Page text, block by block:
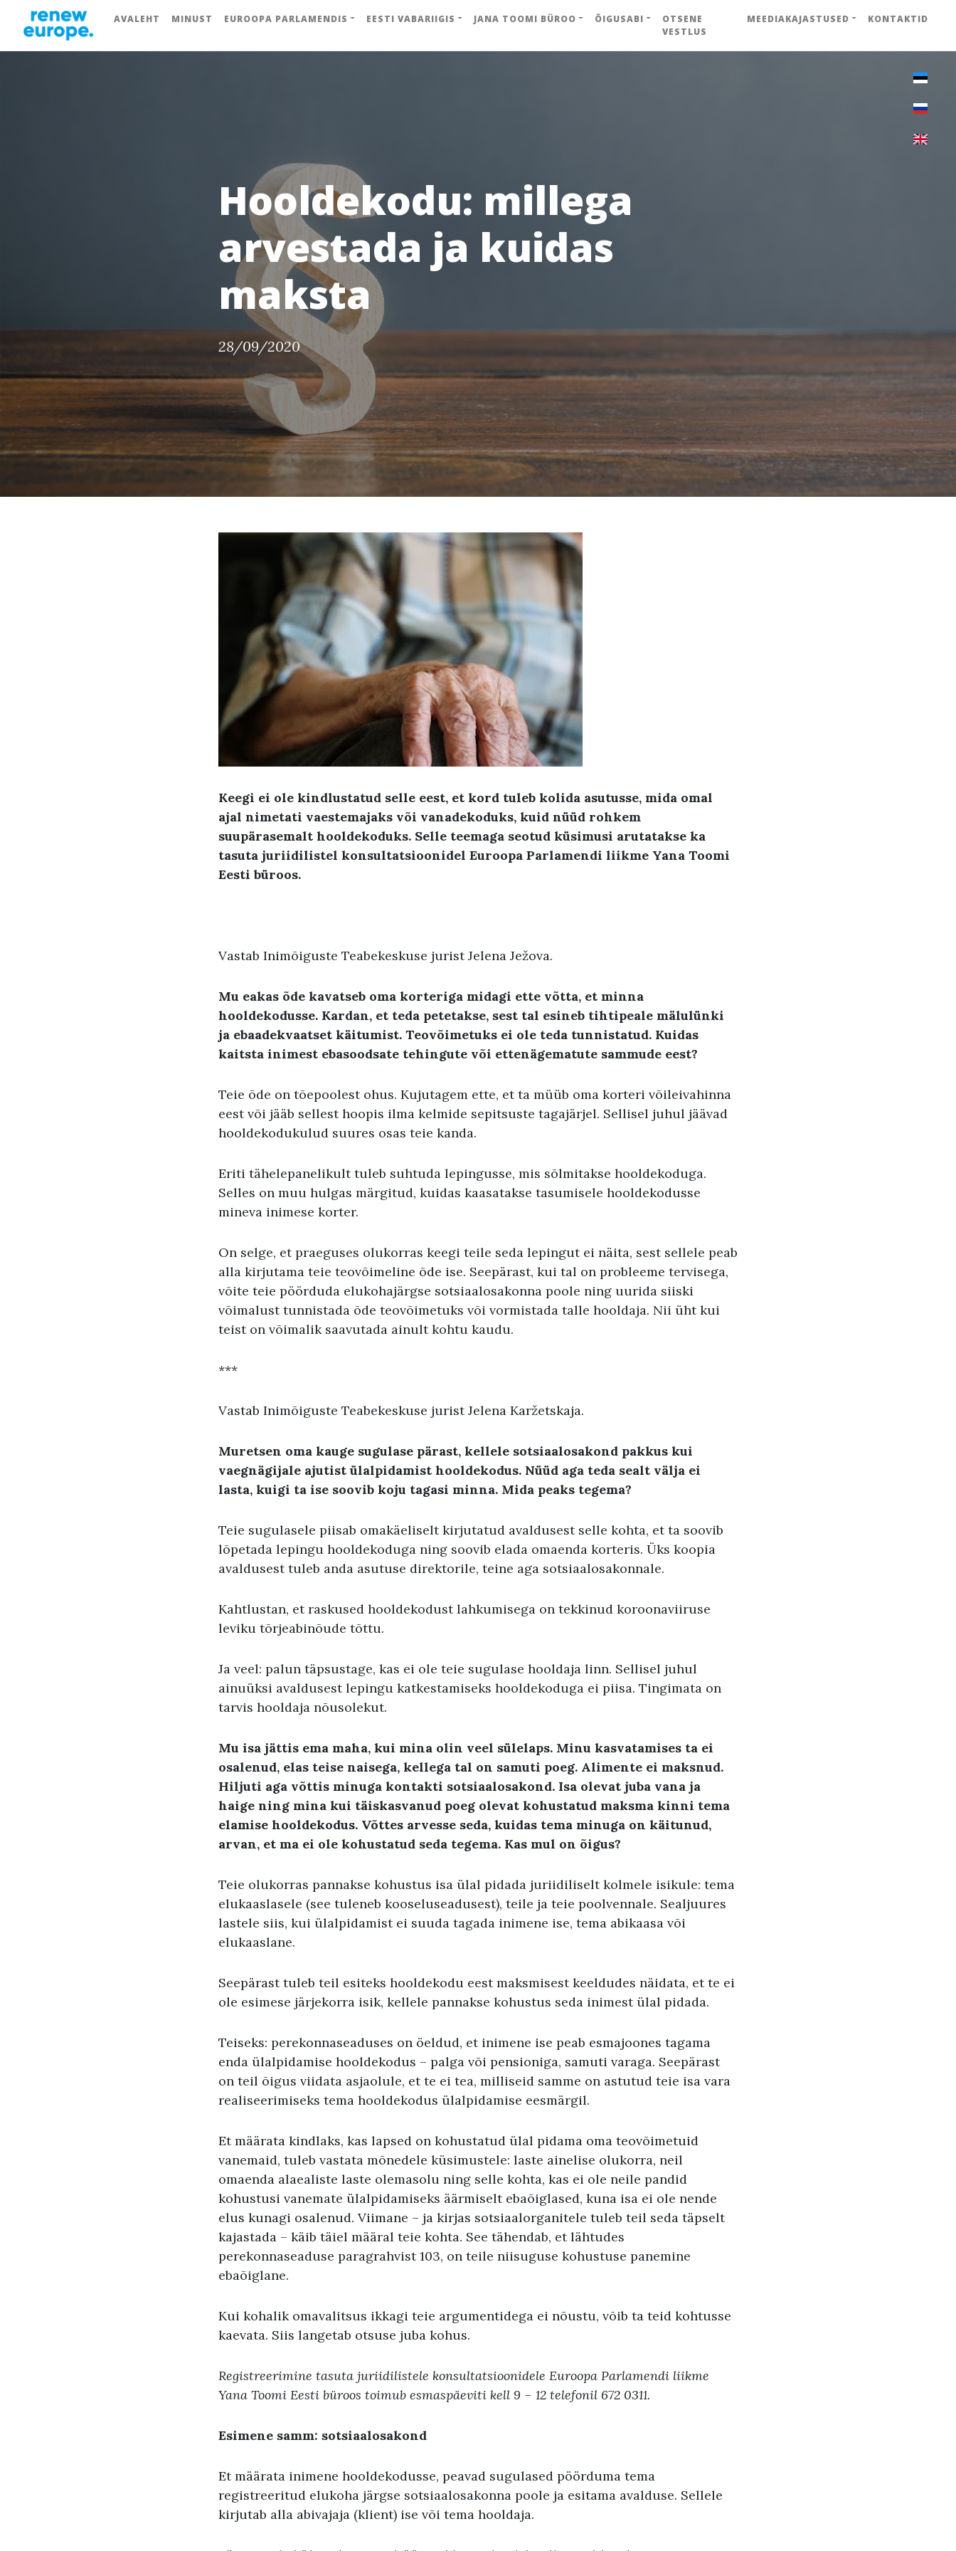
AVALEHT MINUST EUROOPA PARLAMENDIS EESTI VABARIIGIS JANA TOOMI BÜROO ÕIGUSABI
OTSENE
VESTLUS
MEEDIAKAJASTUSED KONTAKTID
Hooldekodu: millega
arvestada ja kuidas
maksta
28/09/2020
Keegi ei ole kindlustatud selle eest, et kord tuleb kolida asutusse, mida omal
ajal nimetati vaestemajaks või vanadekoduks, kuid nüüd rohkem
suupärasemalt hooldekoduks. Selle teemaga seotud küsimusi arutatakse ka
tasuta juriidilistel konsultatsioonidel Euroopa Parlamendi liikme Yana Toomi
Eesti büroos.
Vastab Inimõiguste Teabekeskuse jurist Jelena Ježova.
Mu eakas õde kavatseb oma korteriga midagi ette võtta, et minna
hooldekodusse. Kardan, et teda petetakse, sest tal esineb tihtipeale mälulünki
ja ebaadekvaatset käitumist. Teovõimetuks ei ole teda tunnistatud. Kuidas
kaitsta inimest ebasoodsate tehingute või ettenägematute sammude eest?
Teie õde on tõepoolest ohus. Kujutagem ette, et ta müüb oma korteri võileivahinna
eest või jääb sellest hoopis ilma kelmide sepitsuste tagajärjel. Sellisel juhul jäävad
hooldekodukulud suures osas teie kanda.
Eriti tähelepanelikult tuleb suhtuda lepingusse, mis sõlmitakse hooldekoduga.
Selles on muu hulgas märgitud, kuidas kaasatakse tasumisele hooldekodusse
mineva inimese korter.
On selge, et praeguses olukorras keegi teile seda lepingut ei näita, sest sellele peab
alla kirjutama teie teovõimeline õde ise. Seepärast, kui tal on probleeme tervisega,
võite teie pöörduda elukohajärgse sotsiaalosakonna poole ning uurida siiski
võimalust tunnistada õde teovõimetuks või vormistada talle hooldaja. Nii üht kui
teist on võimalik saavutada ainult kohtu kaudu.
***
Vastab Inimõiguste Teabekeskuse jurist Jelena Karžetskaja.
Muretsen oma kauge sugulase pärast, kellele sotsiaalosakond pakkus kui
vaegnägijale ajutist ülalpidamist hooldekodus. Nüüd aga teda sealt välja ei
lasta, kuigi ta ise soovib koju tagasi minna. Mida peaks tegema?
Teie sugulasele piisab omakäeliselt kirjutatud avaldusest selle kohta, et ta soovib
lõpetada lepingu hooldekoduga ning soovib elada omaenda korteris. Üks koopia
avaldusest tuleb anda asutuse direktorile, teine aga sotsiaalosakonnale.
Kahtlustan, et raskused hooldekodust lahkumisega on tekkinud koroonaviiruse
leviku tõrjeabinõude tõttu.
Ja veel: palun täpsustage, kas ei ole teie sugulase hooldaja linn. Sellisel juhul
ainuüksi avaldusest lepingu katkestamiseks hooldekoduga ei piisa. Tingimata on
tarvis hooldaja nõusolekut.
Mu isa jättis ema maha, kui mina olin veel sülelaps. Minu kasvatamises ta ei
osalenud, elas teise naisega, kellega tal on samuti poeg. Alimente ei maksnud.
Hiljuti aga võttis minuga kontakti sotsiaalosakond. Isa olevat juba vana ja
haige ning mina kui täiskasvanud poeg olevat kohustatud maksma kinni tema
elamise hooldekodus. Võttes arvesse seda, kuidas tema minuga on käitunud,
arvan, et ma ei ole kohustatud seda tegema. Kas mul on õigus?
Teie olukorras pannakse kohustus isa ülal pidada juriidiliselt kolmele isikule: tema
elukaaslasele (see tuleneb kooseluseadusest), teile ja teie poolvennale. Sealjuures
lastele siis, kui ülalpidamist ei suuda tagada inimene ise, tema abikaasa või
elukaaslane.
Seepärast tuleb teil esiteks hooldekodu eest maksmisest keeldudes näidata, et te ei
ole esimese järjekorra isik, kellele pannakse kohustus seda inimest ülal pidada.
Teiseks: perekonnaseaduses on öeldud, et inimene ise peab esmajoones tagama
enda ülalpidamise hooldekodus – palga või pensioniga, samuti varaga. Seepärast
on teil õigus viidata asjaolule, et te ei tea, milliseid samme on astutud teie isa vara
realiseerimiseks tema hooldekodus ülalpidamise eesmärgil.
Et määrata kindlaks, kas lapsed on kohustatud ülal pidama oma teovõimetuid
vanemaid, tuleb vastata mõnedele küsimustele: laste ainelise olukorra, neil
omaenda alaealiste laste olemasolu ning selle kohta, kas ei ole neile pandid
kohustusi vanemate ülalpidamiseks äärmiselt ebaõiglased, kuna isa ei ole nende
elus kunagi osalenud. Viimane – ja kirjas sotsiaalorganitele tuleb teil seda täpselt
kajastada – käib täiel määral teie kohta. See tähendab, et lähtudes
perekonnaseaduse paragrahvist 103, on teile niisuguse kohustuse panemine
ebaõiglane.
Kui kohalik omavalitsus ikkagi teie argumentidega ei nõustu, võib ta teid kohtusse
kaevata. Siis langetab otsuse juba kohus.
Registreerimine tasuta juriidilistele konsultatsioonidele Euroopa Parlamendi liikme
Yana Toomi Eesti büroos toimub esmaspäeviti kell 9 – 12 telefonil 672 0311.
Esimene samm: sotsiaalosakond
Et määrata inimene hooldekodusse, peavad sugulased pöörduma tema
registreeritud elukoha järgse sotsiaalosakonna poole ja esitama avalduse. Sellele
kirjutab alla abivajaja (klient) ise või tema hooldaja.